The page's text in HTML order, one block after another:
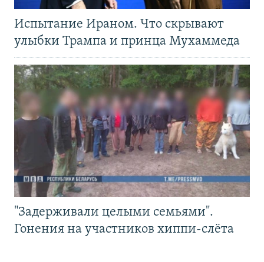
Испытание Ираном. Что скрывают
улыбки Трампа и принца Мухаммеда
"Задерживали целыми семьями".
Гонения на участников хиппи-слёта